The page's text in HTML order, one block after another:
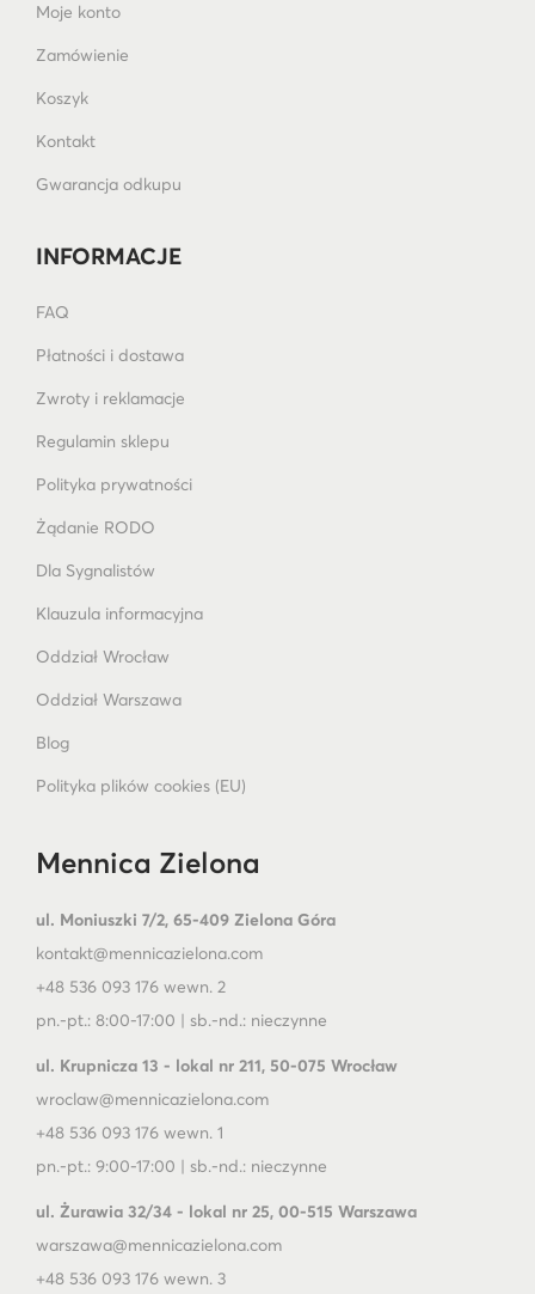
Moje konto
Zamówienie
Koszyk
Kontakt
Gwarancja odkupu
INFORMACJE
FAQ
Płatności i dostawa
Zwroty i reklamacje
Regulamin sklepu
Polityka prywatności
Żądanie RODO
Dla Sygnalistów
Klauzula informacyjna
Oddział Wrocław
Oddział Warszawa
Blog
Polityka plików cookies (EU)
Mennica Zielona
ul. Moniuszki 7/2, 65-409 Zielona Góra
kontakt@mennicazielona.com
+48 536 093 176 wewn. 2
pn.-pt.: 8:00-17:00 | sb.-nd.: nieczynne
ul. Krupnicza 13 - lokal nr 211, 50-075 Wrocław
wroclaw@mennicazielona.com
+48 536 093 176 wewn. 1
pn.-pt.: 9:00-17:00 | sb.-nd.: nieczynne
ul. Żurawia 32/34 - lokal nr 25, 00-515 Warszawa
warszawa@mennicazielona.com
+48 536 093 176 wewn. 3